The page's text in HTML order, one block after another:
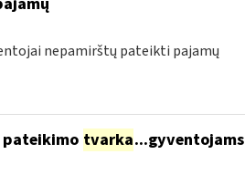
nepamirštų pateikti pajamų
tvarka...gyventojams